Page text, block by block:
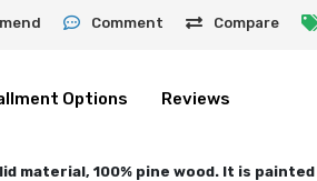
Comment Compare
Options Reviews
material, 100% pine wood. It is